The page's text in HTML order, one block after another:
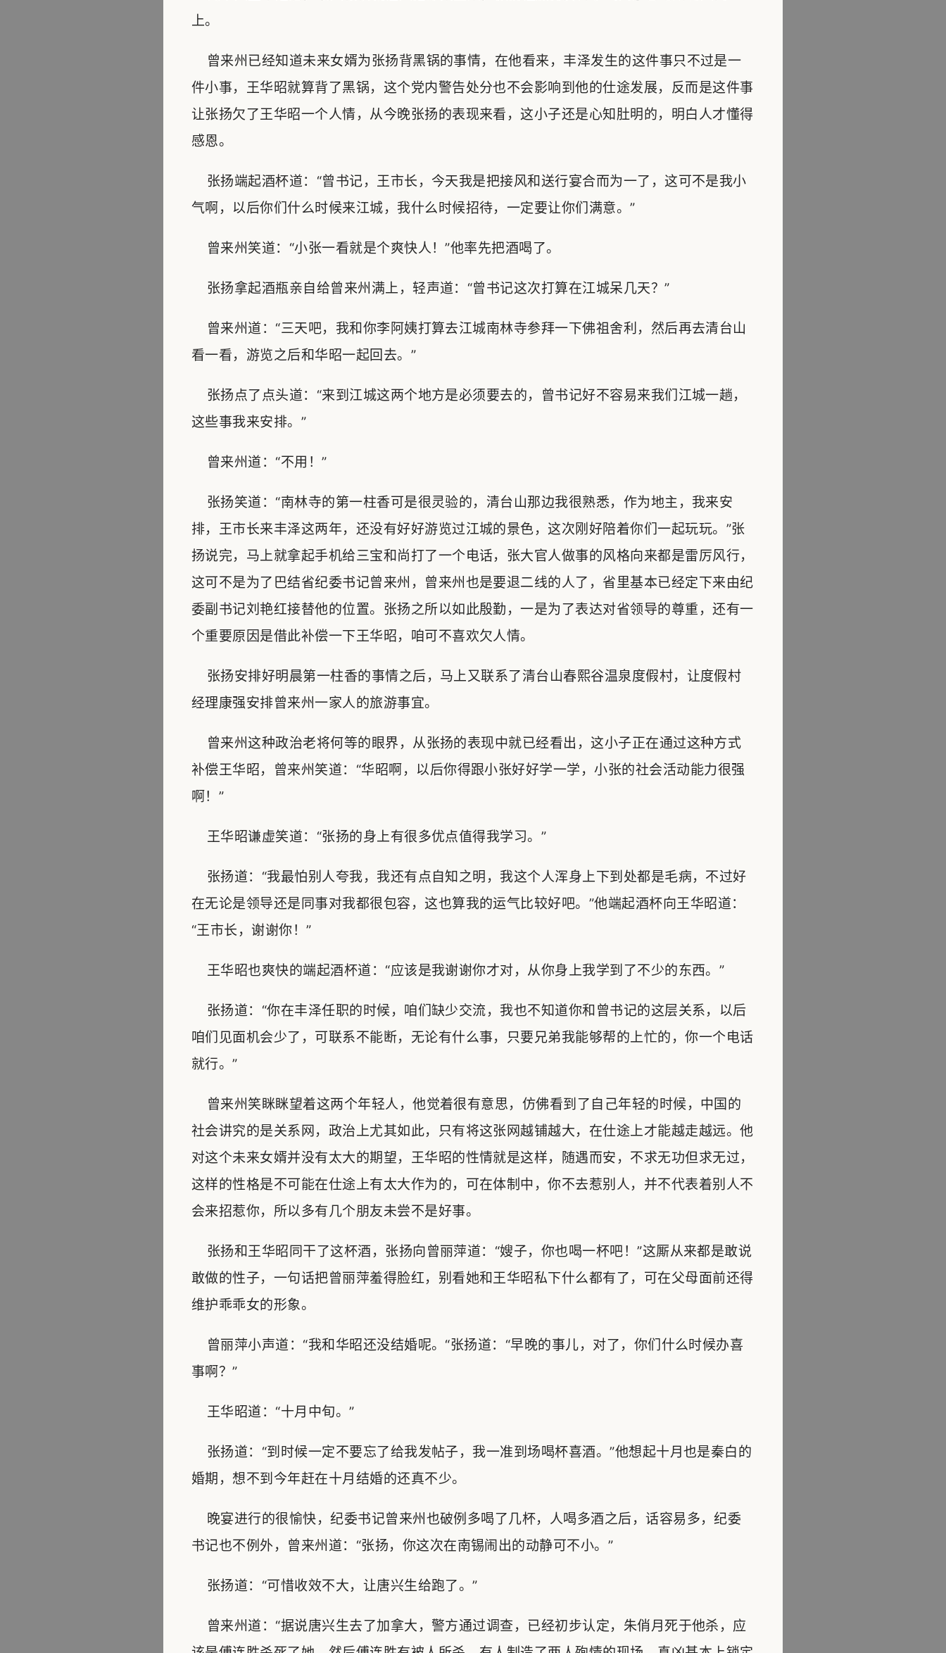
上。
曾来州已经知道未来女婿为张扬背黑锅的事情，在他看来，丰泽发生的这件事只不过是一
件小事，王华昭就算背了黑锅，这个党内警告处分也不会影响到他的仕途发展，反而是这件事
让张扬欠了王华昭一个人情，从今晚张扬的表现来看，这小子还是心知肚明的，明白人才懂得
感恩。
张扬端起酒杯道：“曾书记，王市长，今天我是把接风和送行宴合而为一了，这可不是我小
气啊，以后你们什么时候来江城，我什么时候招待，一定要让你们满意。”
曾来州笑道：“小张一看就是个爽快人！”他率先把酒喝了。
张扬拿起酒瓶亲自给曾来州满上，轻声道：“曾书记这次打算在江城呆几天？”
曾来州道：“三天吧，我和你李阿姨打算去江城南林寺参拜一下佛祖舍利，然后再去清台山
看一看，游览之后和华昭一起回去。”
张扬点了点头道：“来到江城这两个地方是必须要去的，曾书记好不容易来我们江城一趟，
这些事我来安排。”
曾来州道：“不用！”
张扬笑道：“南林寺的第一柱香可是很灵验的，清台山那边我很熟悉，作为地主，我来安
排，王市长来丰泽这两年，还没有好好游览过江城的景色，这次刚好陪着你们一起玩玩。”张
扬说完，马上就拿起手机给三宝和尚打了一个电话，张大官人做事的风格向来都是雷厉风行，
这可不是为了巴结省纪委书记曾来州，曾来州也是要退二线的人了，省里基本已经定下来由纪
委副书记刘艳红接替他的位置。张扬之所以如此殷勤，一是为了表达对省领导的尊重，还有一
个重要原因是借此补偿一下王华昭，咱可不喜欢欠人情。
张扬安排好明晨第一柱香的事情之后，马上又联系了清台山春熙谷温泉度假村，让度假村
经理康强安排曾来州一家人的旅游事宜。
曾来州这种政治老将何等的眼界，从张扬的表现中就已经看出，这小子正在通过这种方式
补偿王华昭，曾来州笑道：“华昭啊，以后你得跟小张好好学一学，小张的社会活动能力很强
啊！”
王华昭谦虚笑道：“张扬的身上有很多优点值得我学习。”
张扬道：“我最怕别人夸我，我还有点自知之明，我这个人浑身上下到处都是毛病，不过好
在无论是领导还是同事对我都很包容，这也算我的运气比较好吧。”他端起酒杯向王华昭道：
“王市长，谢谢你！”
王华昭也爽快的端起酒杯道：“应该是我谢谢你才对，从你身上我学到了不少的东西。”
张扬道：“你在丰泽任职的时候，咱们缺少交流，我也不知道你和曾书记的这层关系，以后
咱们见面机会少了，可联系不能断，无论有什么事，只要兄弟我能够帮的上忙的，你一个电话
就行。”
曾来州笑眯眯望着这两个年轻人，他觉着很有意思，仿佛看到了自己年轻的时候，中国的
社会讲究的是关系网，政治上尤其如此，只有将这张网越铺越大，在仕途上才能越走越远。他
对这个未来女婿并没有太大的期望，王华昭的性情就是这样，随遇而安，不求无功但求无过，
这样的性格是不可能在仕途上有太大作为的，可在体制中，你不去惹别人，并不代表着别人不
会来招惹你，所以多有几个朋友未尝不是好事。
张扬和王华昭同干了这杯酒，张扬向曾丽萍道：“嫂子，你也喝一杯吧！”这厮从来都是敢说
敢做的性子，一句话把曾丽萍羞得脸红，别看她和王华昭私下什么都有了，可在父母面前还得
维护乖乖女的形象。
曾丽萍小声道：“我和华昭还没结婚呢。“张扬道：“早晚的事儿，对了，你们什么时候办喜
事啊？”
王华昭道：“十月中旬。”
张扬道：“到时候一定不要忘了给我发帖子，我一准到场喝杯喜酒。”他想起十月也是秦白的
婚期，想不到今年赶在十月结婚的还真不少。
晚宴进行的很愉快，纪委书记曾来州也破例多喝了几杯，人喝多酒之后，话容易多，纪委
书记也不例外，曾来州道：“张扬，你这次在南锡闹出的动静可不小。”
张扬道：“可惜收效不大，让唐兴生给跑了。”
曾来州道：“据说唐兴生去了加拿大，警方通过调查，已经初步认定，朱俏月死于他杀，应